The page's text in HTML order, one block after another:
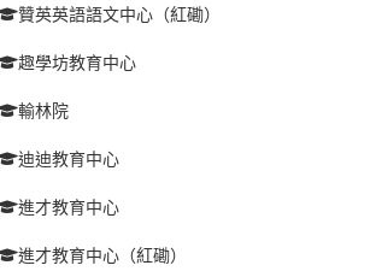
贊英英語語文中心（紅磡）
趣學坊教育中心
輸林院
迪迪教育中心
進才教育中心
進才教育中心（紅磡）